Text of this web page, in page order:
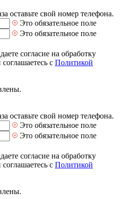
оставьте свой номер телефона.
Это обязательное поле
Это обязательное поле
согласие на обработку
с Политикой
оставьте свой номер телефона.
Это обязательное поле
Это обязательное поле
согласие на обработку
с Политикой